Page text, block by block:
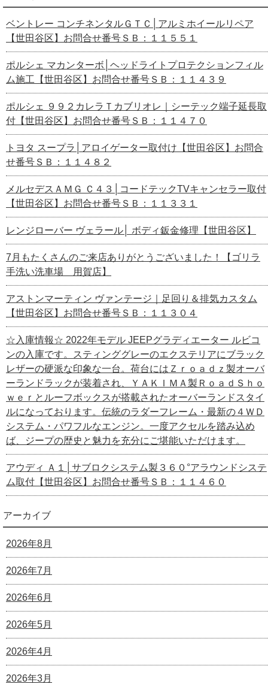
ベントレー コンチネンタルＧＴＣ│アルミホイールリペア
【世田谷区】お問合せ番号ＳＢ：１１５５１
ポルシェ マカンターボ│ヘッドライトプロテクションフィル
ム施工【世田谷区】お問合せ番号ＳＢ：１１４３９
ポルシェ ９９２カレラＴカブリオレ｜シーテック端子延長取
付【世田谷区】お問合せ番号ＳＢ：１１４７０
トヨタ スープラ│アロイゲーター取付け【世田谷区】お問合
せ番号ＳＢ：１１４８２
メルセデスＡＭＧ Ｃ４３│コードテックTVキャンセラー取付
【世田谷区】お問合せ番号ＳＢ：１１３３１
レンジローバー ヴェラール│ ボディ鈑金修理【世田谷区】
7月もたくさんのご来店ありがとうございました！【ゴリラ
手洗い洗車場 用賀店】
アストンマーティン ヴァンテージ｜足回り＆排気カスタム
【世田谷区】お問合せ番号ＳＢ：１１３０４
☆入庫情報☆ 2022年モデル JEEPグラディエーター ルビコ
ンの入庫です。スティンググレーのエクステリアにブラック
レザーの硬派な印象な一台。荷台にはＺｒｏａｄｚ製オーバ
ーランドラックが装着され、ＹＡＫＩＭＡ製ＲｏａｄＳｈｏ
ｗｅｒとルーフボックスが搭載されたオーバーランドスタイ
ルになっております。伝統のラダーフレーム・最新の４ＷＤ
システム・パワフルなエンジン。一度アクセルを踏み込め
ば、ジープの歴史と魅力を充分にご堪能いただけます。
アウディ Ａ１│サブロクシステム製３６０°アラウンドシステ
ム取付【世田谷区】お問合せ番号ＳＢ：１１４６０
アーカイブ
2026年8月
2026年7月
2026年6月
2026年5月
2026年4月
2026年3月